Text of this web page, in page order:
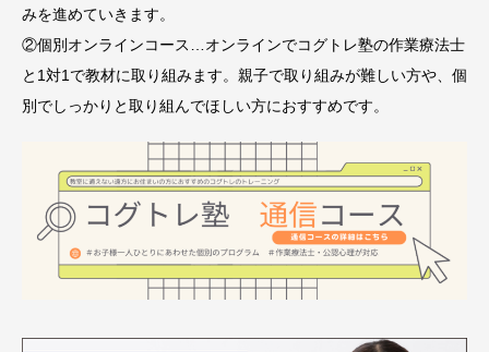
みを進めていきます。
②個別オンラインコース…オンラインでコグトレ塾の作業療法士
と1対1で教材に取り組みます。親子で取り組みが難しい方や、個
別でしっかりと取り組んでほしい方におすすめです。